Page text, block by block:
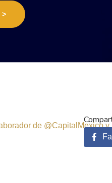
>
de @CapitalMexico